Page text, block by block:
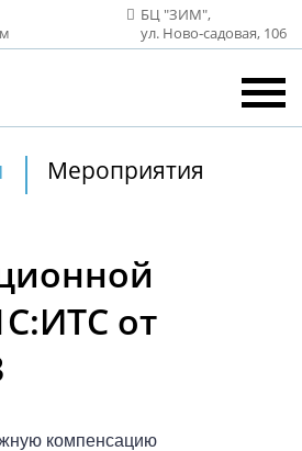
БЦ "ЗИМ",
ул. Ново‑садовая, 106
Мероприятия
от
компенсацию